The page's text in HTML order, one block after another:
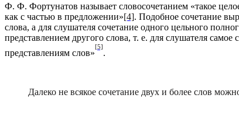
Ф. Ф. Фортунатов называет словосочетанием «такое
как с частью в предложении»[4]. Подобное сочетание
слова, а для слушателя сочетание одного цельного
представлением другого слова, т. е. для слушателя
представлениям слов»
[5]
.
Далеко не всякое сочетание двух и более слов